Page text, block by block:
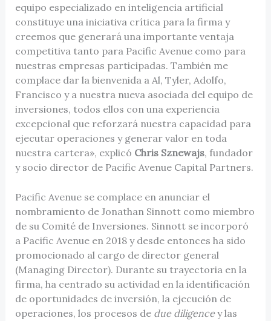
equipo especializado en inteligencia artificial
constituye una iniciativa crítica para la firma y
creemos que generará una importante ventaja
competitiva tanto para Pacific Avenue como para
nuestras empresas participadas. También me
complace dar la bienvenida a Al, Tyler, Adolfo,
Francisco y a nuestra nueva asociada del equipo de
inversiones, todos ellos con una experiencia
excepcional que reforzará nuestra capacidad para
ejecutar operaciones y generar valor en toda
nuestra cartera», explicó Chris Sznewajs, fundador
y socio director de Pacific Avenue Capital Partners.
Pacific Avenue se complace en anunciar el
nombramiento de Jonathan Sinnott como miembro
de su Comité de Inversiones. Sinnott se incorporó
a Pacific Avenue en 2018 y desde entonces ha sido
promocionado al cargo de director general
(Managing Director). Durante su trayectoria en la
firma, ha centrado su actividad en la identificación
de oportunidades de inversión, la ejecución de
operaciones, los procesos de due diligencey las